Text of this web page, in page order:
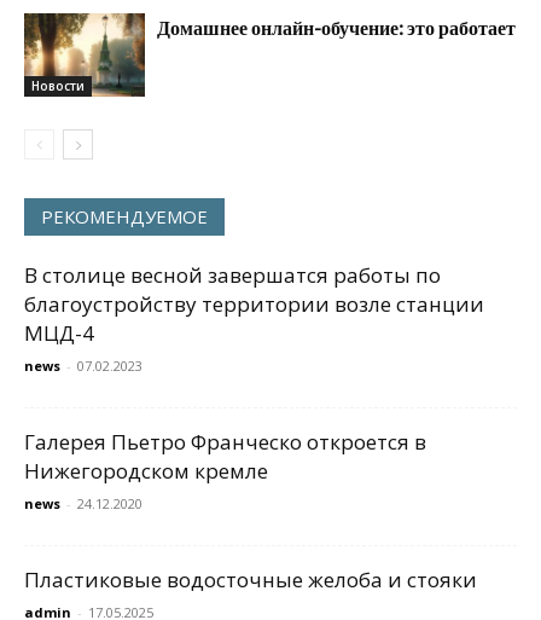
Новости
Домашнее онлайн-обучение: это работает
РЕКОМЕНДУЕМОЕ
В столице весной завершатся работы по
благоустройству территории возле станции
МЦД-4
news - 07.02.2023
Галерея Пьетро Франческо откроется в
Нижегородском кремле
news - 24.12.2020
Пластиковые водосточные желоба и стояки
admin - 17.05.2025